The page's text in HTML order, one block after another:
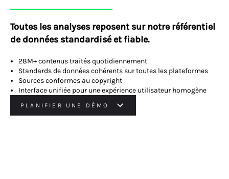
Toutes les analyses reposent sur notre référentiel
de données standardisé et fiable.
28M+ contenus traités quotidiennement
Standards de données cohérents sur toutes les plateformes
Sources conformes au copyright
Interface unifiée pour une expérience utilisateur homogène
PLANIFIER UNE DÉMO